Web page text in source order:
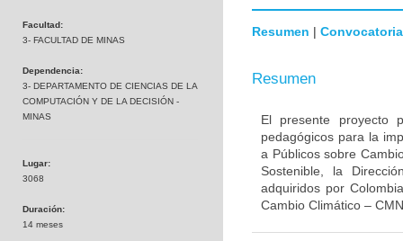
Facultad:
3- FACULTAD DE MINAS
Dependencia:
3- DEPARTAMENTO DE CIENCIAS DE LA
COMPUTACIÓN Y DE LA DECISIÓN -
MINAS
Lugar:
3068
Duración:
14 meses
Resumen | Convocatoria
Resumen
El presente proyecto
pedagógicos para la
a Públicos sobre
Sostenible, la
adquiridos por
Cambio Climático –